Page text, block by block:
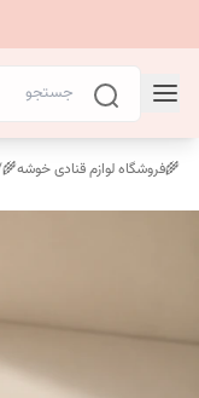
🌾فروشگاه لوازم قنادی خوشه🌾